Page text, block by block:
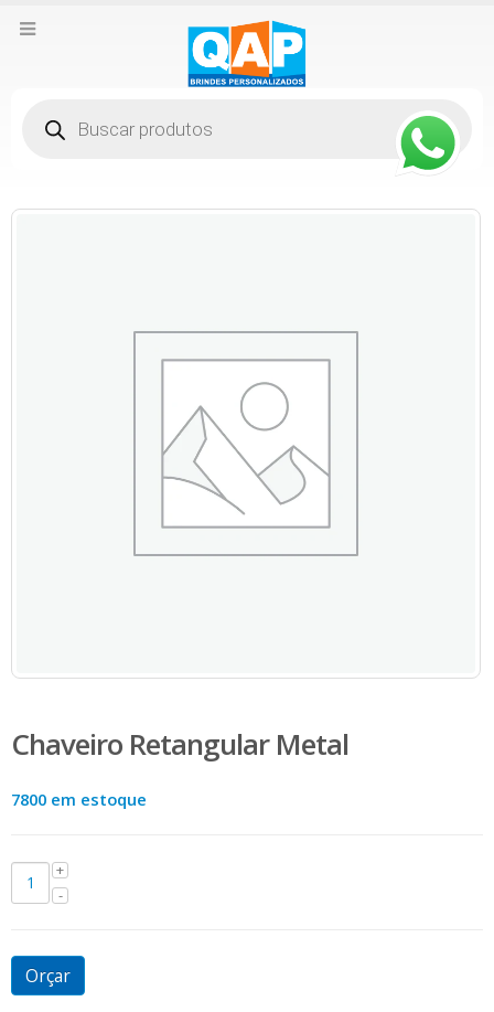
produtos
Chaveiro Retangular Metal
7800 em estoque
Orçar